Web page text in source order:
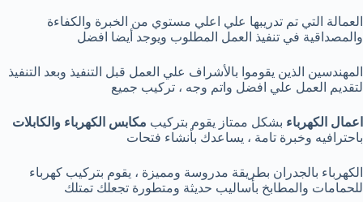
العمالة التي تم تدريبها علي اعلي مستوي من الخبرة والكفاءة
والمصداقية في تنفيذ العمل المطلوب ويوجد أيضا افضل
المهندسين الذين يقوموا بالأشراف علي العمل قبل التنفيذ وبعد التنفيذ
لتقديم العمل علي افضل واتم وجه ، تركيب جميع
اعمال الكهرباء بشكل ممتاز يقوم بتركيب مكابس الكهرباء والكابلات
باحترافيه وخبرة تامة ، يساعدك بأنشاء فتحات
الكهرباء بالجدران بطريقة مدروسة ومميزة ، يقوم بتركيب كهرباء
للحمامات والمطابخ بأساليب حديثة ومتطورة تجعلك تمتلك